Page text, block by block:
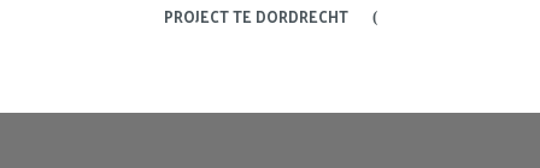
PROJECT TE DORDRECHT